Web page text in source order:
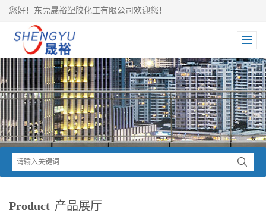
您好！东莞晟裕塑胶化工有限公司欢迎您！
Product 产品展厅